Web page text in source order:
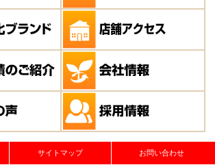
サイトマップ お問い合わせ